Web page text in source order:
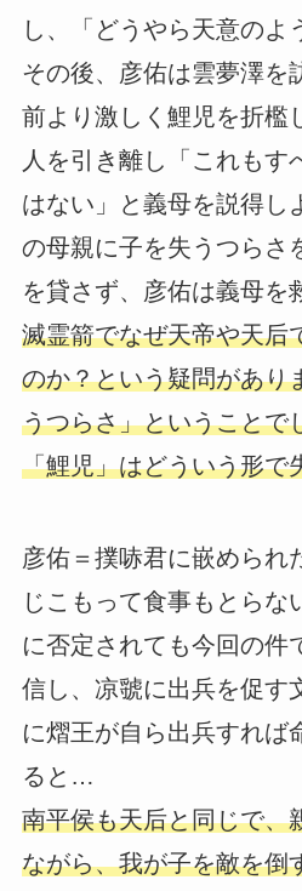
し、「どうやら天意のよ
その後、彦佑は雲夢澤を
前より激しく鯉児を折檻
人を引き離し「これもす
はない」と義母を説得し
の母親に子を失うつらさ
を貸さず、彦佑は義母
滅霊箭でなぜ天帝や天后
のか？という疑問があり
うつらさ」ということで
「鯉児」はどういう形
彦佑＝撲哧君に嵌められ
じこもって食事もとらな
に否定されても今回の件
信し、凉虢に出兵を促す
に熠王が自ら出兵すれば
ると…
南平侯も天后と同じで、
ながら、我が子を敵を倒